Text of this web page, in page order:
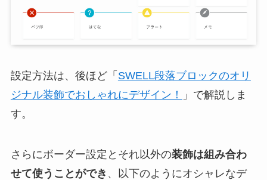
設定方法は、後ほど「 SWELL段落ブロックのオリ
ジナル装飾でおしゃれにデザイン！
」で解説しま
す。
さらにボーダー設定とそれ以外の装飾は組み合わ
せて使うことができ 、以下のようにオシャレなデ